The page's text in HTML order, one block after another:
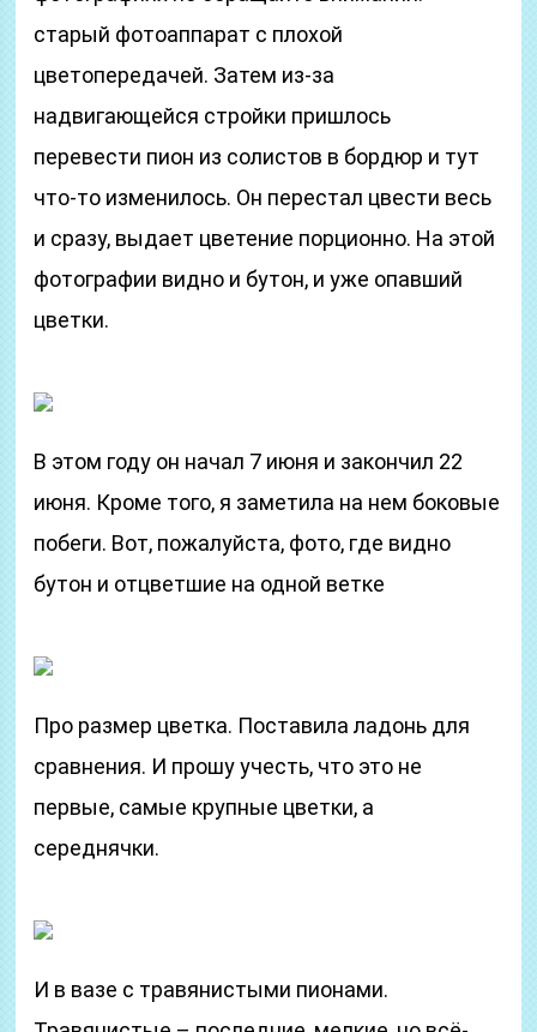
старый фотоаппарат с плохой
цветопередачей. Затем из-за
надвигающейся стройки пришлось
перевести пион из солистов в бордюр и тут
что-то изменилось. Он перестал цвести весь
и сразу, выдает цветение порционно. На этой
фотографии видно и бутон, и уже опавший
цветки.
В этом году он начал 7 июня и закончил 22
июня. Кроме того, я заметила на нем боковые
побеги. Вот, пожалуйста, фото, где видно
бутон и отцветшие на одной ветке
Про размер цветка. Поставила ладонь для
сравнения. И прошу учесть, что это не
первые, самые крупные цветки, а
середнячки.
И в вазе с травянистыми пионами.